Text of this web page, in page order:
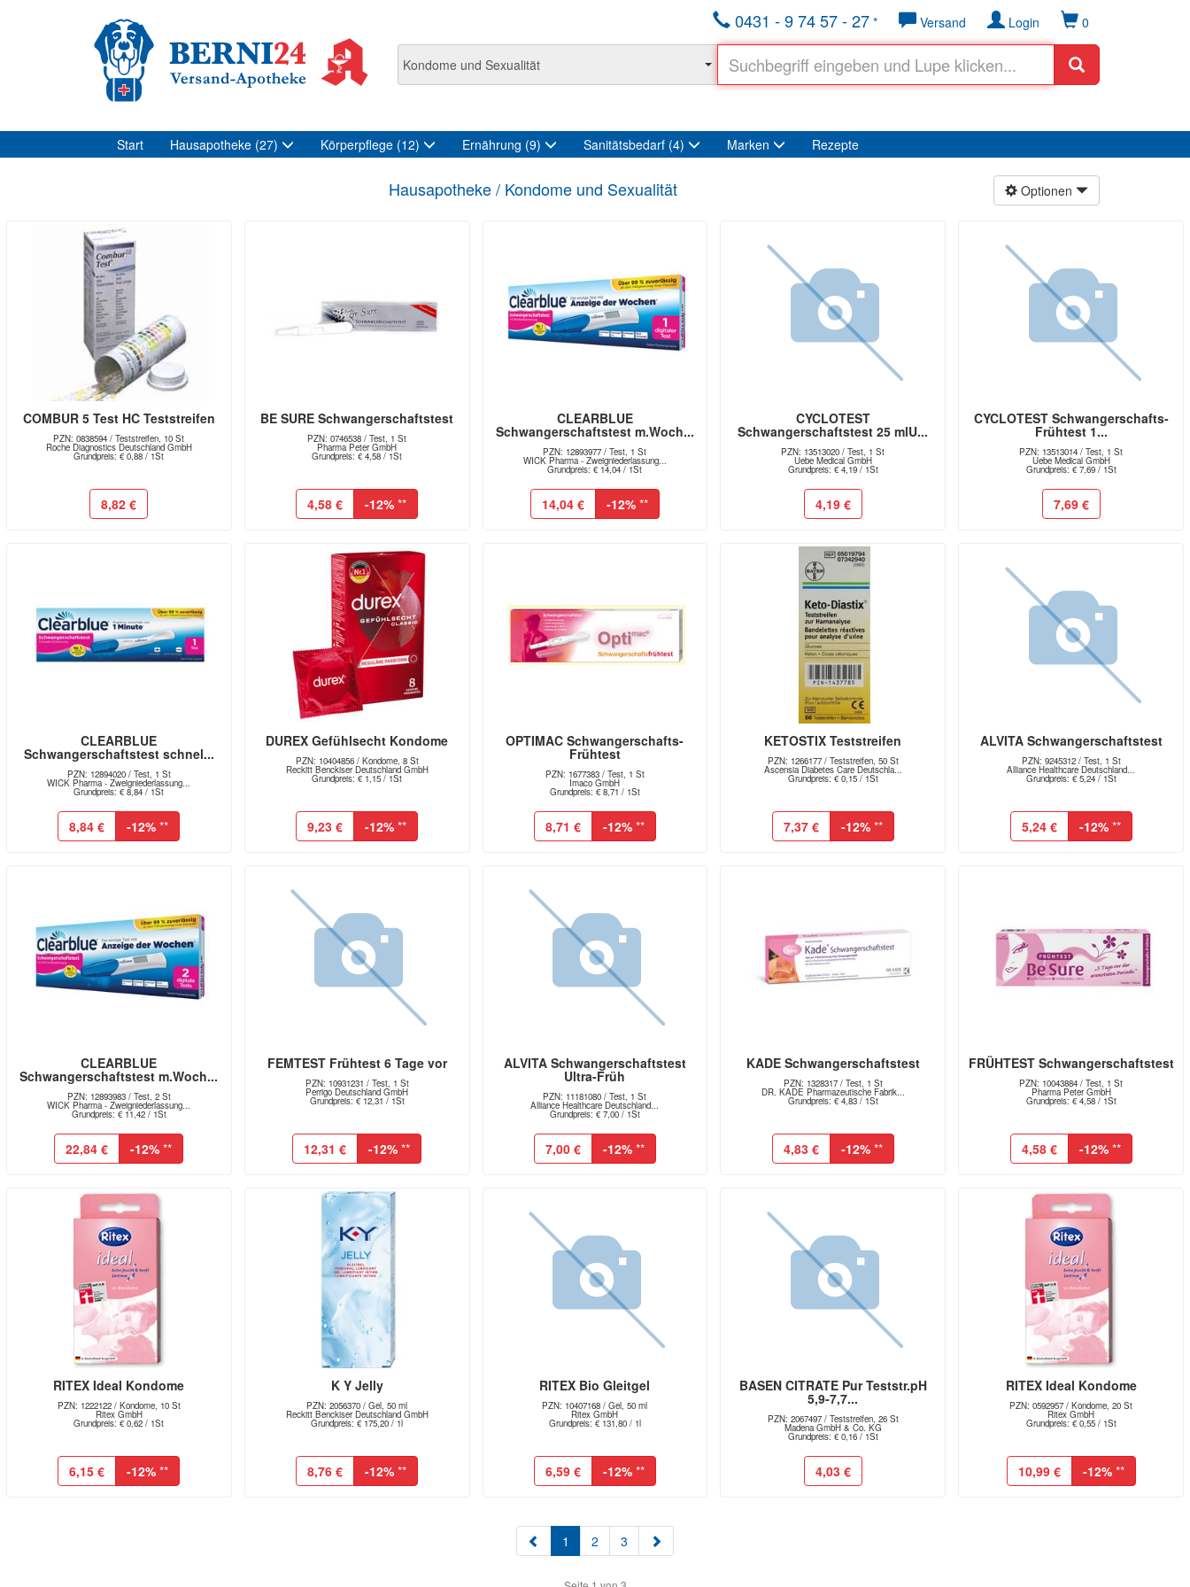
0
Login
Versand
0431 - 9 74 57 - 27 *
Start Hausapotheke (27) Körperpflege (12) Ernährung (9) Sanitätsbedarf (4) Marken Rezepte
Optionen
Hausapotheke / Kondome und Sexualität
COMBUR 5 Test HC Teststreifen
PZN: 0838594 / Teststreifen, 10 St
Roche Diagnostics Deutschland GmbH
Grundpreis: € 0,88 / 1St
8,82 €
BE SURE Schwangerschaftstest
PZN: 0746538 / Test, 1 St
Pharma Peter GmbH
Grundpreis: € 4,58 / 1St
4,58 € -12% **
CLEARBLUE
Schwangerschaftstest m.Woch...
PZN: 12893977 / Test, 1 St
WICK Pharma - Zweigniederlassung...
Grundpreis: € 14,04 / 1St
14,04 € -12%**
CYCLOTEST
Schwangerschaftstest 25 mlU...
PZN: 13513020 / Test, 1 St
Uebe Medical GmbH
Grundpreis: € 4,19 / 1St
4,19 €
CYCLOTEST Schwangerschafts-
Frühtest 1...
PZN: 13513014 / Test, 1 St
Uebe Medical GmbH
Grundpreis: € 7,69 / 1St
7,69 €
CLEARBLUE
Schwangerschaftstest schnel...
PZN: 12894020 / Test, 1 St
WICK Pharma - Zweigniederlassung...
Grundpreis: € 8,84 / 1St
8,84 € -12% **
DUREX Gefühlsecht Kondome
PZN: 10404856 / Kondome, 8 St
Reckitt Benckiser Deutschland GmbH
Grundpreis: € 1,15 / 1St
9,23 € -12% **
OPTIMAC Schwangerschafts-
Frühtest
PZN: 1677383 / Test, 1 St
Imaco GmbH
Grundpreis: € 8,71 / 1St
8,71 € -12%**
KETOSTIX Teststreifen
PZN: 1266177 / Teststreifen, 50 St
Ascensia Diabetes Care Deutschla...
Grundpreis: € 0,15 / 1St
7,37 € -12%**
ALVITA Schwangerschaftstest
PZN: 9245312 / Test, 1 St
Alliance Healthcare Deutschland...
Grundpreis: € 5,24 / 1St
5,24 € -12%**
CLEARBLUE
Schwangerschaftstest m.Woch...
PZN: 12893983 / Test, 2 St
WICK Pharma - Zweigniederlassung...
Grundpreis: € 11,42 / 1St
22,84 € -12% **
FEMTEST Frühtest 6 Tage vor
PZN: 10931231 / Test, 1 St
Perrigo Deutschland GmbH
Grundpreis: € 12,31 / 1St
12,31 € -12% **
ALVITA Schwangerschaftstest
Ultra-Früh
PZN: 11181080 / Test, 1 St
Alliance Healthcare Deutschland...
Grundpreis: € 7,00 / 1St
7,00 € -12%**
KADE Schwangerschaftstest
PZN: 1328317 / Test, 1 St
DR. KADE Pharmazeutische Fabrik...
Grundpreis: € 4,83 / 1St
4,83 € -12%**
FRÜHTEST Schwangerschaftstest
PZN: 10043884 / Test, 1 St
Pharma Peter GmbH
Grundpreis: € 4,58 / 1St
4,58 € -12%**
RITEX Ideal Kondome
PZN: 1222122 / Kondome, 10 St
Ritex GmbH
Grundpreis: € 0,62 / 1St
6,15 € -12% **
K Y Jelly
PZN: 2056370 / Gel, 50 ml
Reckitt Benckiser Deutschland GmbH
Grundpreis: € 175,20 / 1l
8,76 € -12% **
RITEX Bio Gleitgel
PZN: 10407168 / Gel, 50 ml
Ritex GmbH
Grundpreis: € 131,80 / 1l
6,59 € -12%**
BASEN CITRATE Pur Teststr.pH
5,9-7,7...
PZN: 2067497 / Teststreifen, 26 St
Madena GmbH & Co. KG
Grundpreis: € 0,16 / 1St
4,03 €
RITEX Ideal Kondome
PZN: 0592957 / Kondome, 20 St
Ritex GmbH
Grundpreis: € 0,55 / 1St
10,99 € -12%**
1 (aktuell)
2 3